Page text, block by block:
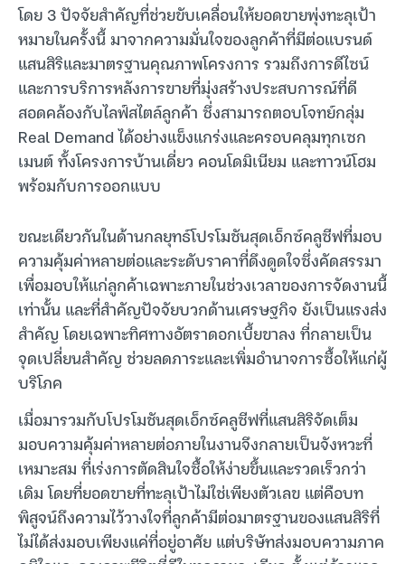
โดย 3 ปัจจัยสำคัญที่ช่วยขับเคลื่อนให้ยอดขายพุ่งทะลุเป้า
หมายในครั้งนี้ มาจากความมั่นใจของลูกค้าที่มีต่อแบรนด์
แสนสิริและมาตรฐานคุณภาพโครงการ รวมถึงการดีไซน์
และการบริการหลังการขายที่มุ่งสร้างประสบการณ์ที่ดี
สอดคล้องกับไลฟ์สไตล์ลูกค้า ซึ่งสามารถตอบโจทย์กลุ่ม
Real Demand ได้อย่างแข็งแกร่งและครอบคลุมทุกเซก
เมนต์ ทั้งโครงการบ้านเดี่ยว คอนโดมิเนียม และทาวน์โฮม
พร้อมกับการออกแบบ
ขณะเดียวกันในด้านกลยุทธ์โปรโมชันสุดเอ็กซ์คลูซีฟที่มอบ
ความคุ้มค่าหลายต่อและระดับราคาที่ดึงดูดใจซึ่งคัดสรรมา
เพื่อมอบให้แก่ลูกค้าเฉพาะภายในช่วงเวลาของการจัดงานนี้
เท่านั้น และที่สำคัญปัจจัยบวกด้านเศรษฐกิจ ยังเป็นแรงส่ง
สำคัญ โดยเฉพาะทิศทางอัตราดอกเบี้ยขาลง ที่กลายเป็น
จุดเปลี่ยนสำคัญ ช่วยลดภาระและเพิ่มอำนาจการซื้อให้แก่ผู้
บริโภค
เมื่อมารวมกับโปรโมชันสุดเอ็กซ์คลูซีฟที่แสนสิริจัดเต็ม
มอบความคุ้มค่าหลายต่อภายในงานจึงกลายเป็นจังหวะที่
เหมาะสม ที่เร่งการตัดสินใจซื้อให้ง่ายขึ้นและรวดเร็วกว่า
เดิม โดยที่ยอดขายที่ทะลุเป้าไม่ใช่เพียงตัวเลข แต่คือบท
พิสูจน์ถึงความไว้วางใจที่ลูกค้ามีต่อมาตรฐานของแสนสิริที่
ไม่ได้ส่งมอบเพียงแค่ที่อยู่อาศัย แต่บริษัทส่งมอบความภาค